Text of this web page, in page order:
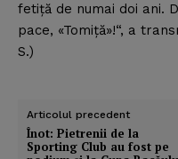
fetiţă de numai doi ani.
pace, «Tomiţă»!“, a
S.)
Articolul precedent
Înot: Pietrenii de la
Sporting Club au fost pe